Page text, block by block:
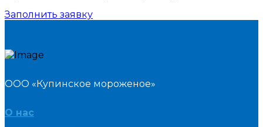
Заполнить заявку
ООО «Купинское мороженое»
О нас